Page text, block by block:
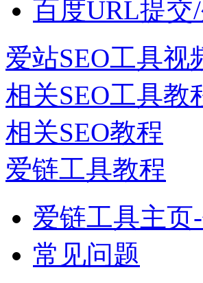
百度URL提交
爱站SEO工具视
相关SEO工具教
相关SEO教程
爱链工具教程
爱链工具主页
常见问题